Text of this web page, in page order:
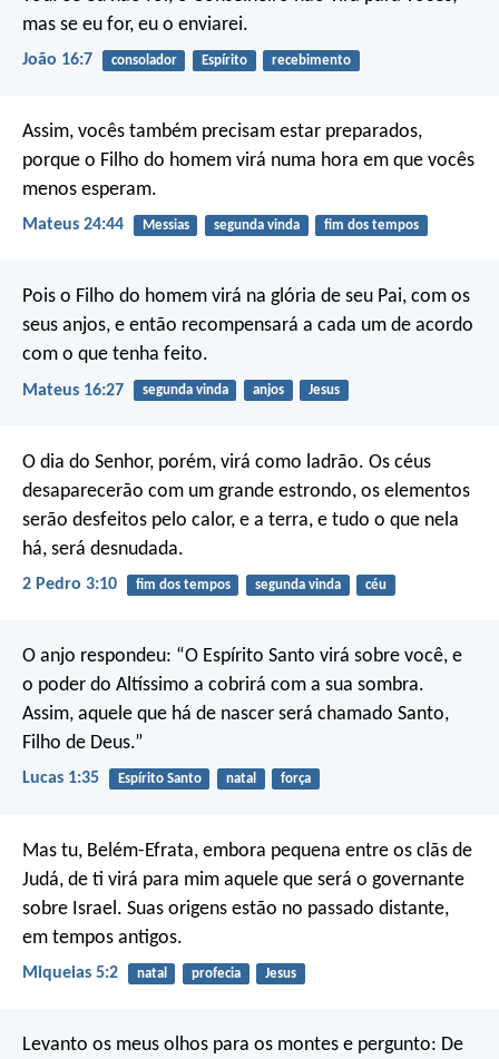
mas se eu for, eu o enviarei.
João 16:7 consolador Espírito recebimento
Assim, vocês também precisam estar preparados,
porque o Filho do homem virá numa hora em que vocês
menos esperam.
Mateus 24:44 Messias segunda vinda fim dos tempos
Pois o Filho do homem virá na glória de seu Pai, com os
seus anjos, e então recompensará a cada um de acordo
com o que tenha feito.
Mateus 16:27 segunda vinda anjos Jesus
O dia do Senhor, porém, virá como ladrão. Os céus
desaparecerão com um grande estrondo, os elementos
serão desfeitos pelo calor, e a terra, e tudo o que nela
há, será desnudada.
2 Pedro 3:10 fim dos tempos segunda vinda céu
O anjo respondeu: “O Espírito Santo virá sobre você, e
o poder do Altíssimo a cobrirá com a sua sombra.
Assim, aquele que há de nascer será chamado Santo,
Filho de Deus.”
Lucas 1:35 Espírito Santo natal força
Mas tu, Belém-Efrata, embora pequena entre os clãs de
Judá, de ti virá para mim aquele que será o governante
sobre Israel. Suas origens estão no passado distante,
em tempos antigos.
Miqueias 5:2 natal profecia Jesus
Levanto os meus olhos para os montes e pergunto: De